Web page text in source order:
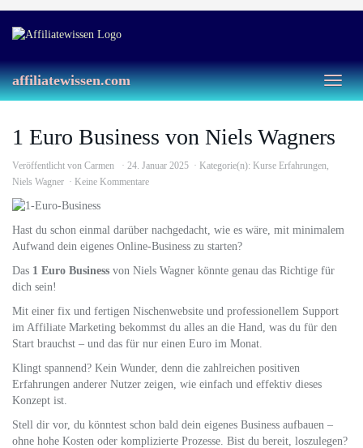
main
Toggle
affiliatewissen.com
1 Euro Business von Niels Wagners
Veröffentlicht von Carmen 24. Januar 2025 Kategorie(n): Kurse Erfahrungen,
Niels Wagner
Keine Kommentare
Hast du schon einmal darüber nachgedacht, wie es wäre, mit minimalem
Aufwand dein eigenes Online-Business zu starten?
Das 1 Euro Business von Niels Wagner könnte genau das Richtige für
dich sein!
Mit einer fix und fertigen Nischenwebsite und professionellem Support
im Affiliate Marketing bekommst du alles an die Hand, was du für den
Start brauchst – und das für nur einen Euro im Monat.
Klingt spannend? Kein Wunder, denn die zahlreichen positiven
Erfahrungen anderer Nutzer zeigen, wie einfach und effektiv dieses
Konzept ist.
Stell dir vor, du könntest schon bald dein eigenes Business aufbauen –
ohne hohe Kosten oder komplizierte Prozesse. Bist du bereit, loszulegen?